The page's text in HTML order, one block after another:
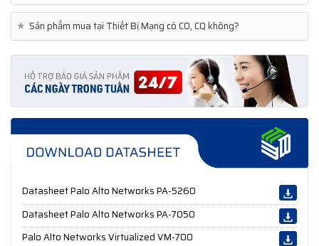
★ Sản phẩm mua tại Thiết Bị Mạng có CO, CQ không?
Datasheet Palo Alto Networks PA-5260
Datasheet Palo Alto Networks PA-7050
Palo Alto Networks Virtualized VM-700